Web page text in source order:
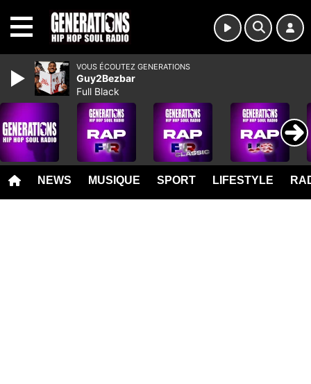
NEWS MUSIQUE SPORT LIFESTYLE
VOUS ÉCOUTEZ GENERATIONS
Guy2Bezbar
Full Black